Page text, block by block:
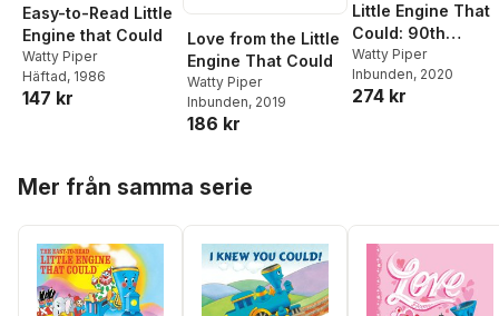
Easy-to-Read Little
Engine that Could
Watty Piper
Häftad, 1986
147 kr
Love from the Little
Engine That Could
Watty Piper
Inbunden, 2019
186 kr
Little Engine That
Could: 90th
Anniversary
Watty Piper
Inbunden, 2020
274 kr
Mer från samma serie